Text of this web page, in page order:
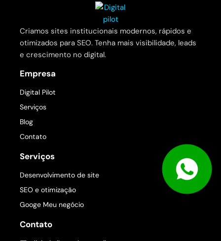
Criamos sites institucionais modernos, rápidos e
otimizados para SEO. Tenha mais visibilidade, leads
e crescimento no digital.
Empresa
Digital Pilot
Serviços
Blog
Contato
Serviços
Desenvolvimento de site
SEO e otimização
Googe Meu negócio
Contato